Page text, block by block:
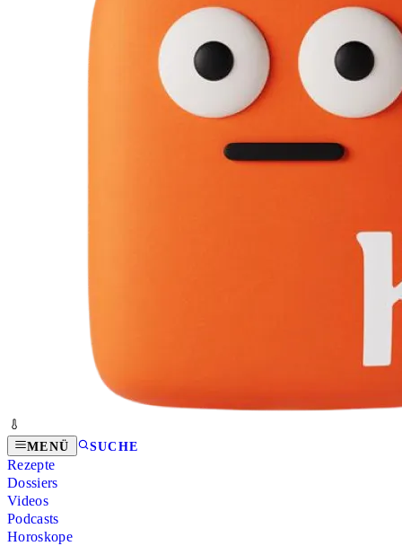
MENÜ SUCHE
Rezepte
Dossiers
Videos
Podcasts
Horoskope